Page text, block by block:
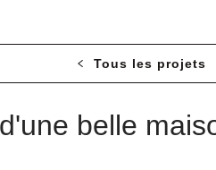
Tous les projets
belle